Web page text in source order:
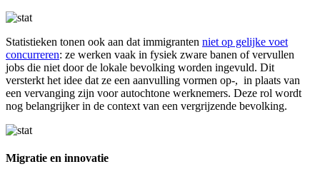
Image
Statistieken tonen ook aan dat immigranten niet op gelijke voet
concurreren: ze werken vaak in fysiek zware banen of vervullen
jobs die niet door de lokale bevolking worden ingevuld. Dit
versterkt het idee dat ze een aanvulling vormen op-, in plaats van
een vervanging zijn voor autochtone werknemers. Deze rol wordt
nog belangrijker in de context van een vergrijzende bevolking.
Image
Migratie en innovatie